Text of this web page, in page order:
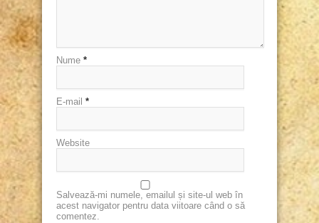
Nume *
E-mail *
Website
Salvează-mi numele, emailul și site-ul web în
acest navigator pentru data viitoare când o să
comentez.